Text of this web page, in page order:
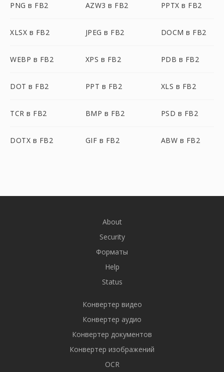
PNG в FB2 AZW3 в FB2 PPTX в FB2
XLSX в FB2 JPEG в FB2 DOCM в FB2
WEBP в FB2 XPS в FB2 PDB в FB2
DOT в FB2 PPT в FB2 XLS в FB2
TCR в FB2 BMP в FB2 PSD в FB2
DOTX в FB2 GIF в FB2 ABW в FB2
About
Security
Форматы
Help
Status
Конвертер видео
Конвертер аудио
Конвертер документов
Конвертер изображений
OCR